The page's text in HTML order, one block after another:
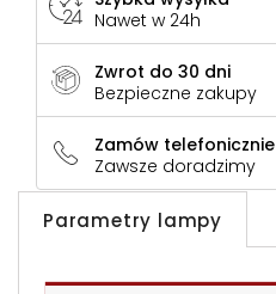
Nawet w 24h
Zwrot do 30 dni
Bezpieczne zakupy
Zamów telefonicznie
Zawsze doradzimy
Parametry lampy